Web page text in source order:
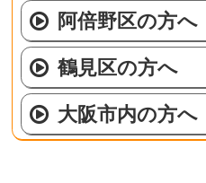
阿倍野区の方へ
鶴見区の方へ
大阪市内の方へ